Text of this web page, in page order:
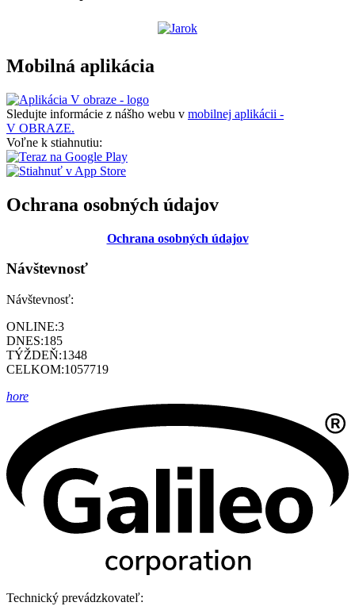
Mobilná aplikácia
Sledujte informácie z nášho webu v mobilnej aplikácii -
V OBRAZE.
Voľne k stiahnutiu:
Ochrana osobných údajov
Ochrana osobných údajov
Návštevnosť
Návštevnosť:
ONLINE:3
DNES:185
TÝŽDEŇ:1348
CELKOM:1057719
hore
Technický prevádzkovateľ: